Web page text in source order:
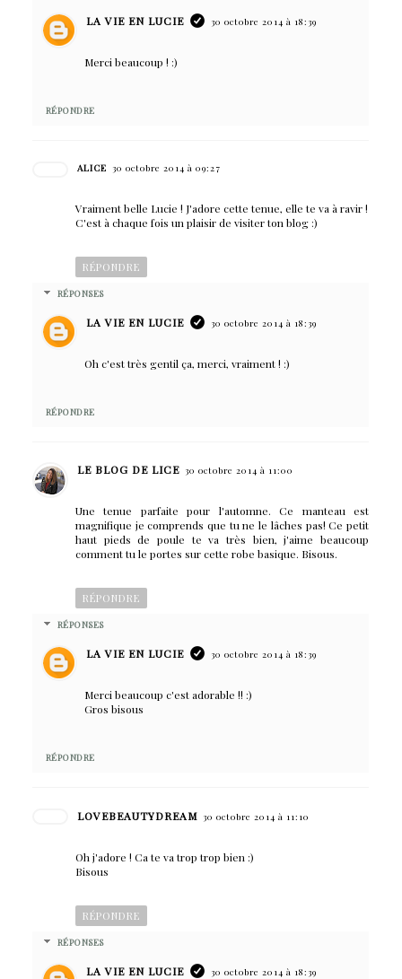
LA VIE EN LUCIE 30 octobre 2014 à 18:39
Merci beaucoup ! :)
RÉPONDRE
ALICE 30 octobre 2014 à 09:27
Vraiment belle Lucie ! J'adore cette tenue, elle te va à ravir !
C'est à chaque fois un plaisir de visiter ton blog :)
RÉPONDRE
RÉPONSES
LA VIE EN LUCIE 30 octobre 2014 à 18:39
Oh c'est très gentil ça, merci, vraiment ! :)
RÉPONDRE
LE BLOG DE LICE 30 octobre 2014 à 11:00
Une tenue parfaite pour l'automne. Ce manteau est
magnifique je comprends que tu ne le lâches pas! Ce petit
haut pieds de poule te va très bien, j'aime beaucoup
comment tu le portes sur cette robe basique. Bisous.
RÉPONDRE
RÉPONSES
LA VIE EN LUCIE 30 octobre 2014 à 18:39
Merci beaucoup c'est adorable !! :)
Gros bisous
RÉPONDRE
LOVEBEAUTYDREAM 30 octobre 2014 à 11:10
Oh j'adore ! Ca te va trop trop bien :)
Bisous
RÉPONDRE
RÉPONSES
LA VIE EN LUCIE 30 octobre 2014 à 18:39